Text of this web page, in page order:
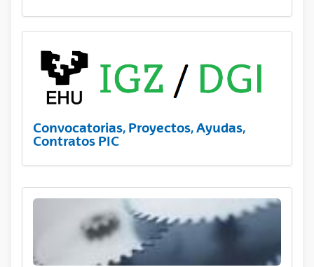
Convocatorias, Proyectos, Ayudas,
Contratos PIC